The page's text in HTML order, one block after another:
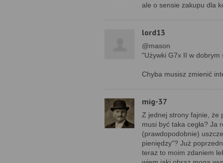
ale o sensie zakupu dla
lord13
@mason
"Używki G7x II w
Chyba musisz zmienić
mig-37
Z jednej strony fajnie, że
musi być taka cegła? Ja
(prawdopodobnie)
pieniędzy"? Już
teraz to moim zdaniem